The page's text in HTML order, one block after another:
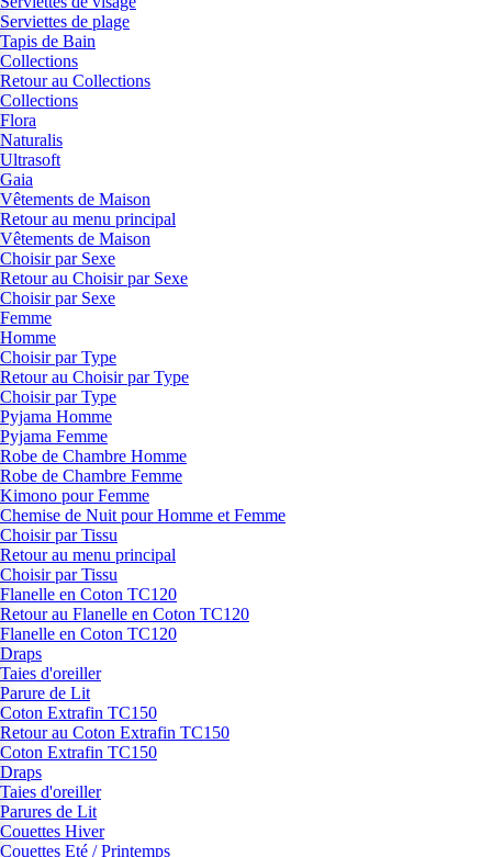
Serviettes de plage
Tapis de Bain
Collections
Retour au Collections
Collections
Flora
Naturalis
Ultrasoft
Gaia
Vêtements de Maison
Retour au menu principal
Vêtements de Maison
Choisir par Sexe
Retour au Choisir par Sexe
Choisir par Sexe
Femme
Homme
Choisir par Type
Retour au Choisir par Type
Choisir par Type
Pyjama Homme
Pyjama Femme
Robe de Chambre Homme
Robe de Chambre Femme
Kimono pour Femme
Chemise de Nuit pour Homme et Femme
Choisir par Tissu
Retour au menu principal
Choisir par Tissu
Flanelle en Coton TC120
Retour au Flanelle en Coton TC120
Flanelle en Coton TC120
Draps
Taies d'oreiller
Parure de Lit
Coton Extrafin TC150
Retour au Coton Extrafin TC150
Coton Extrafin TC150
Draps
Taies d'oreiller
Parures de Lit
Couettes Hiver
Couettes Eté / Printemps